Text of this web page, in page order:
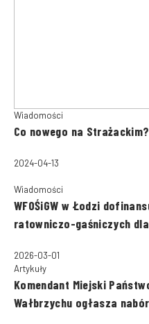
Wiadomości
Co nowego na Strażackim?
2024-04-13
Wiadomości
WFOŚiGW w Łodzi
ratowniczo-gaśniczych dla
2026-03-01
Artykuły
Komendant Miejski
Wałbrzychu ogłasza